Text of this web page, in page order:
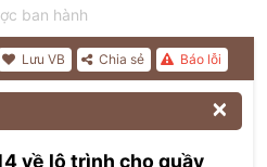
ban hành
Báo lỗi
Chia sẻ
Lưu VB

về lộ trình cho quầy